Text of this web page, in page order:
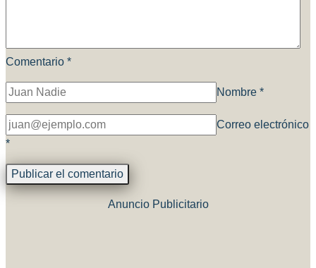
Comentario *
Nombre *
Correo electrónico
*
Anuncio Publicitario